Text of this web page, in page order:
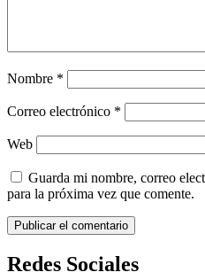
Nombre *
Correo electrónico *
Web
Guarda mi nombre, correo
para la próxima vez que comente.
Redes Sociales